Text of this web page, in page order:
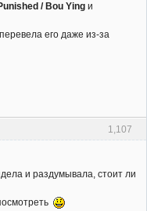
/ Bou Ying и
его даже из-за
1,107
и раздумывала, стоит ли